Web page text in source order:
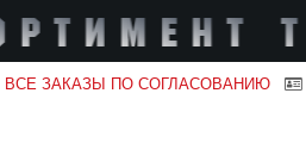
ЗАКАЗЫ ПО СОГЛАСОВАНИЮ